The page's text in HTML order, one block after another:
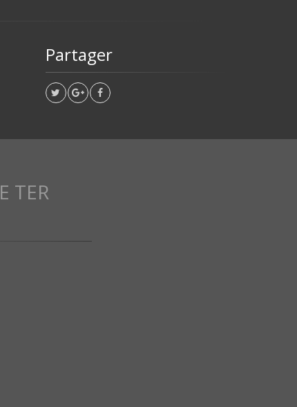
Partager
TER